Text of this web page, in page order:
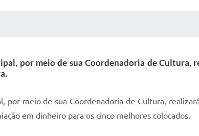
por meio de sua Coordenadoria de Cultura,
por meio de sua Coordenadoria de Cultura,
em dinheiro para os cinco melhores colocados.